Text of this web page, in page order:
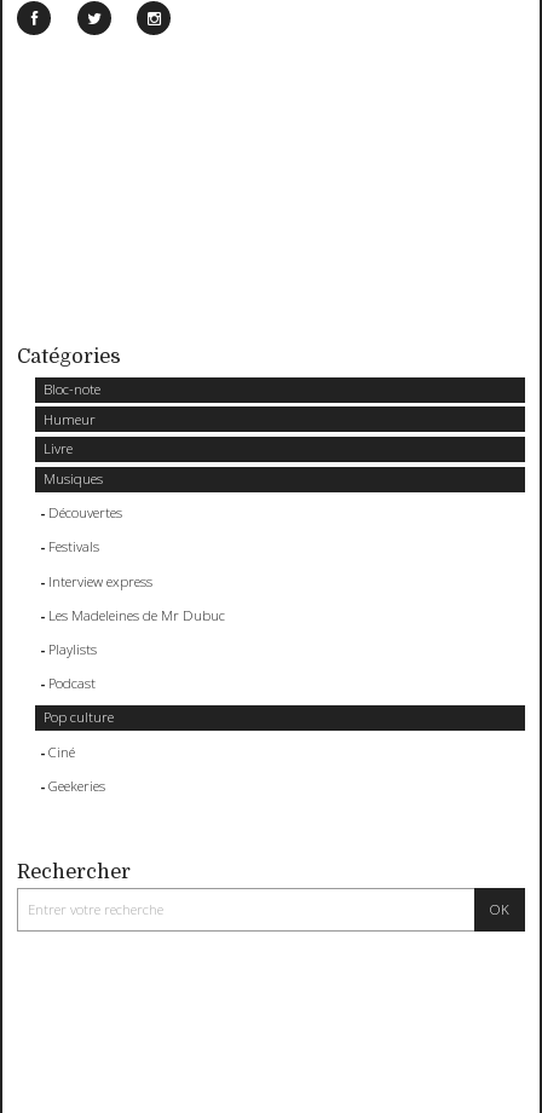
Catégories
Bloc-note
Humeur
Livre
Musiques
Découvertes
Festivals
Interview express
Les Madeleines de Mr Dubuc
Playlists
Podcast
Pop culture
Ciné
Geekeries
Rechercher